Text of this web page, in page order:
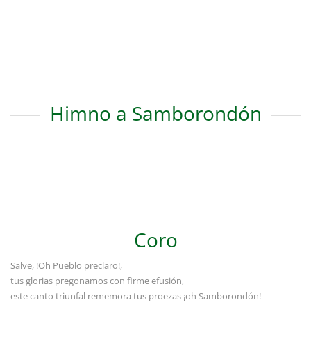
Himno a Samborondón
Coro
Salve, !Oh Pueblo preclaro!,
tus glorias pregonamos con firme efusión,
este canto triunfal rememora tus proezas ¡oh Samborondón!